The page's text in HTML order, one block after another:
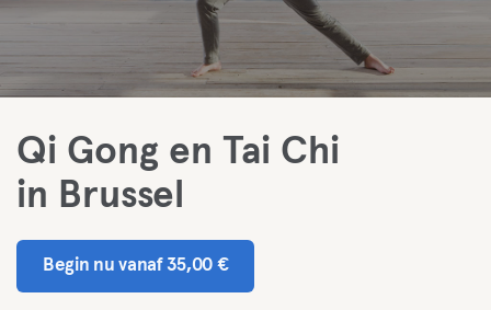
Qi Gong en Tai Chi
in Brussel
Begin nu vanaf 35,00 €